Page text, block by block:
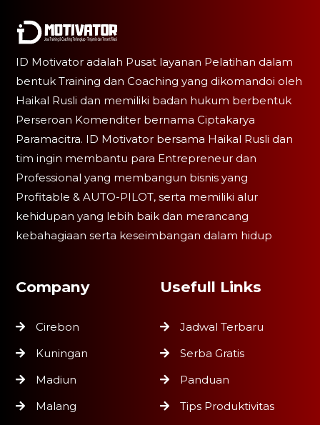
ID Motivator adalah Pusat layanan Pelatihan dalam
bentuk Training dan Coaching yang dikomandoi oleh
Haikal Rusli dan memiliki badan hukum berbentuk
Perseroan Komenditer bernama Ciptakarya
Paramacitra. ID Motivator bersama Haikal Rusli dan
tim ingin membantu para Entrepreneur dan
Professional yang membangun bisnis yang
Profitable & AUTO-PILOT, serta memiliki alur
kehidupan yang lebih baik dan merancang
kebahagiaan serta keseimbangan dalam hidup
Company
Cirebon
Kuningan
Madiun
Malang
Usefull Links
Jadwal Terbaru
Serba Gratis
Panduan
Tips Produktivitas